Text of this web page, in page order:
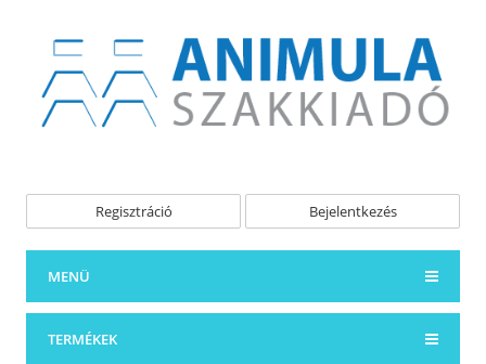
Regisztráció Bejelentkezés
MENÜ
TERMÉKEK